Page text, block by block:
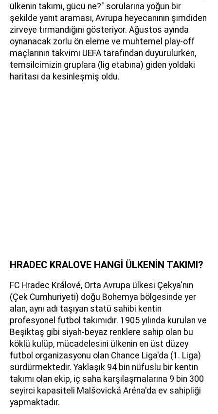
ülkenin takımı, gücü ne?" sorularına yoğun bir
şekilde yanıt araması, Avrupa heyecanının şimdiden
zirveye tırmandığını gösteriyor. Ağustos ayında
oynanacak zorlu ön eleme ve muhtemel play-off
maçlarının takvimi UEFA tarafından duyurulurken,
temsilcimizin gruplara (lig etabına) giden yoldaki
haritası da kesinleşmiş oldu.
HRADEC KRALOVE HANGİ ÜLKENİN TAKIMI?
FC Hradec Králové, Orta Avrupa ülkesi Çekya'nın
(Çek Cumhuriyeti) doğu Bohemya bölgesinde yer
alan, aynı adı taşıyan statü sahibi kentin
profesyonel futbol takımıdır. 1905 yılında kurulan ve
Beşiktaş gibi siyah-beyaz renklere sahip olan bu
köklü kulüp, mücadelesini ülkenin en üst düzey
futbol organizasyonu olan Chance Liga'da (1. Liga)
sürdürmektedir. Yaklaşık 94 bin nüfuslu bir kentin
takımı olan ekip, iç saha karşılaşmalarına 9 bin 300
seyirci kapasiteli Malšovická Aréna'da ev sahipliği
yapmaktadır.